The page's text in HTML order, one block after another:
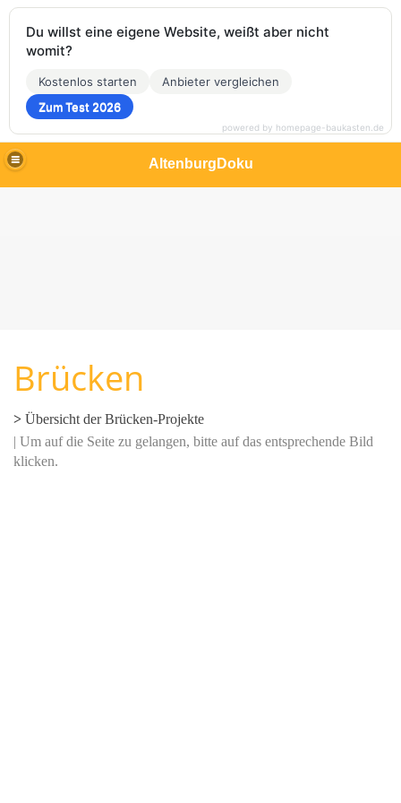
AltenburgDoku
Brücken
> Übersicht der Brücken-Projekte
| Um auf die Seite zu gelangen, bitte auf das entsprechende Bild
klicken.
Du willst eine eigene Website, weißt aber nicht
womit?
Kostenlos starten
Anbieter vergleichen
Zum Test 2026
powered by homepage-baukasten.de